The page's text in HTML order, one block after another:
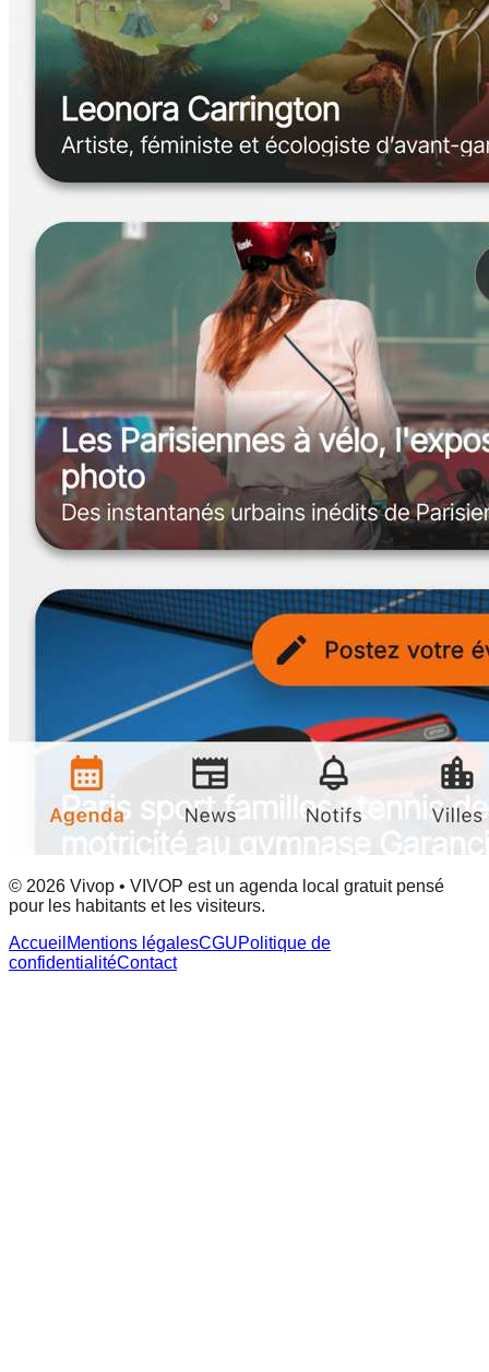
© 2026 Vivop • VIVOP est un agenda local gratuit pensé
pour les habitants et les visiteurs.
Accueil Mentions légalesCGUPolitique de
confidentialitéContact